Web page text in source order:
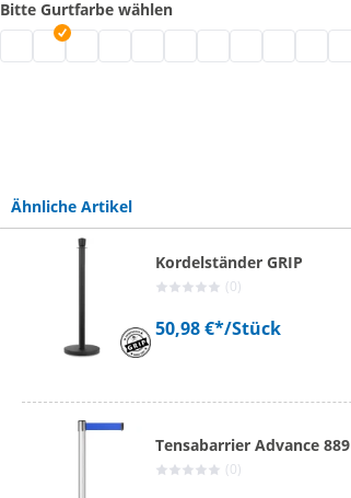
Bitte Gurtfarbe wählen
Gurtpfosten | rot
Gurtpfosten | signalgelb
Gurtpfosten | schwarz-weiß
Ähnliche Artikel
Kordelständer GRIP
(0)
50,98 €*/Stück
Tensabarrier Advance 889
(0)